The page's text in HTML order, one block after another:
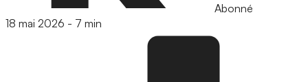
Abonné
18 mai 2026 - 7 min